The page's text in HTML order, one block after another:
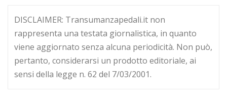
DISCLAIMER: Transumanzapedali.it non
rappresenta una testata giornalistica, in quanto
viene aggiornato senza alcuna periodicità. Non può,
pertanto, considerarsi un prodotto editoriale, ai
sensi della legge n. 62 del 7/03/2001.